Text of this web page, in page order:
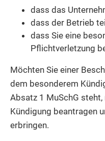
dass das
dass der Betrieb
dass Sie eine
Pflichtverletzung
Möchten Sie einer
dem besonderem
Absatz 1 MuSchG
Kündigung beantragen
erbringen.